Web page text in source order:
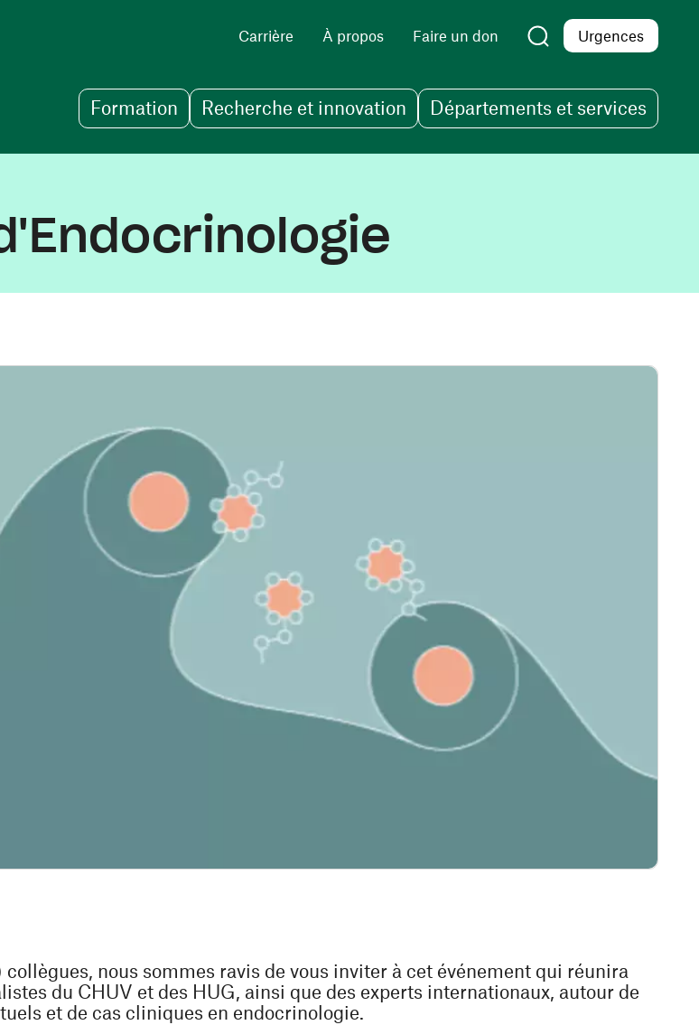
Carrière À propos Faire un don Urgences
Formation Recherche et innovation Départements et services
collègues, nous sommes ravis de vous inviter à cet événement qui réunira
du CHUV et des HUG, ainsi que des experts internationaux, autour de
et de cas cliniques en endocrinologie.